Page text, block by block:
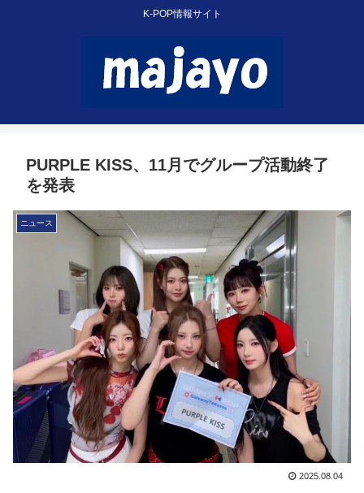
K-POP情報サイト
PURPLE KISS、11月でグループ活動終了
を発表
ニュース
2025.08.04